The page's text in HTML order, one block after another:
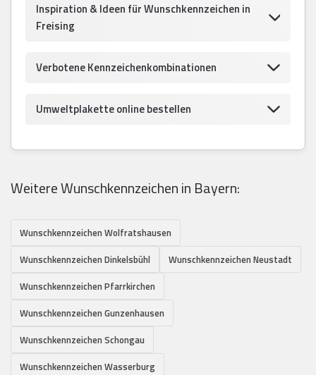
Inspiration & Ideen für Wunschkennzeichen in
Freising
Verbotene Kennzeichenkombinationen
Umweltplakette online bestellen
Weitere Wunschkennzeichen in Bayern:
Wunschkennzeichen Wolfratshausen
Wunschkennzeichen Dinkelsbühl
Wunschkennzeichen Neustadt
Wunschkennzeichen Pfarrkirchen
Wunschkennzeichen Gunzenhausen
Wunschkennzeichen Schongau
Wunschkennzeichen Wasserburg